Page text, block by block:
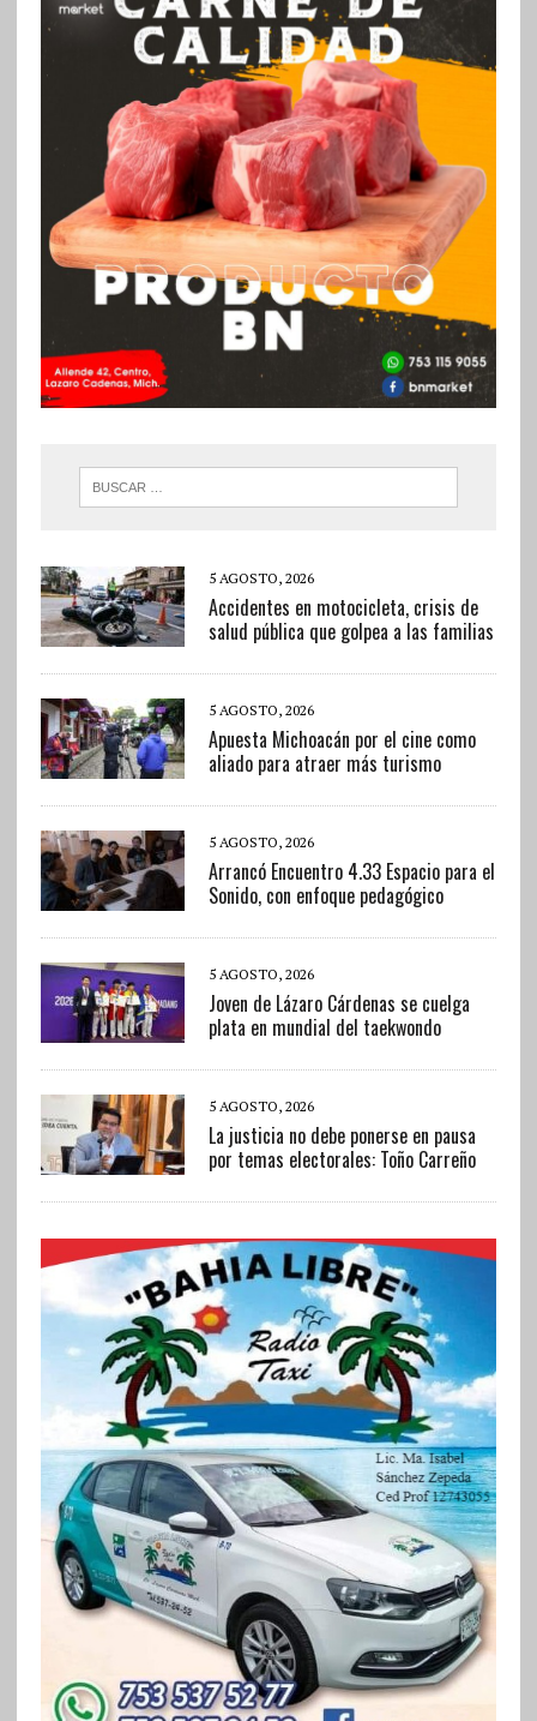
5 AGOSTO, 2026
Accidentes en motocicleta, crisis de
salud pública que golpea a las familias
5 AGOSTO, 2026
Apuesta Michoacán por el cine como
aliado para atraer más turismo
5 AGOSTO, 2026
Arrancó Encuentro 4.33 Espacio para el
Sonido, con enfoque pedagógico
5 AGOSTO, 2026
Joven de Lázaro Cárdenas se cuelga
plata en mundial del taekwondo
5 AGOSTO, 2026
La justicia no debe ponerse en pausa
por temas electorales: Toño Carreño